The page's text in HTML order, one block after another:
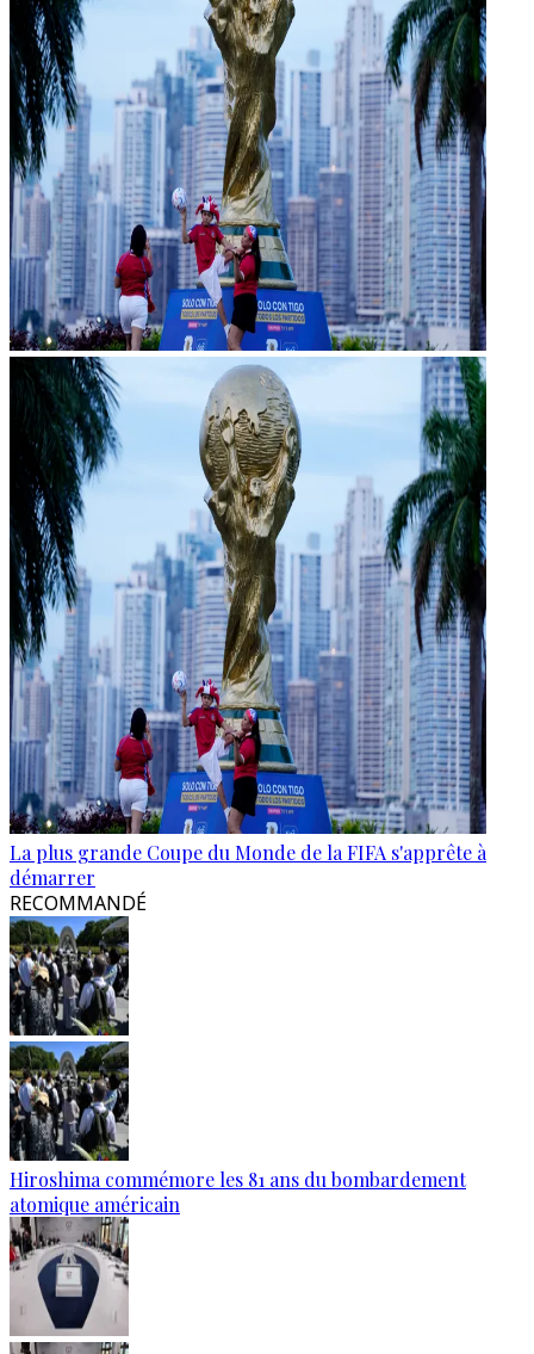
La plus grande Coupe du Monde de la FIFA s'apprête à
démarrer
RECOMMANDÉ
Hiroshima commémore les 81 ans du bombardement
atomique américain